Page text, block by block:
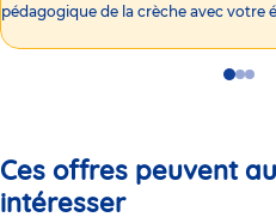
pédagogique de la crèche avec votre
GoGoGo
Ces offres peuvent
intéresser